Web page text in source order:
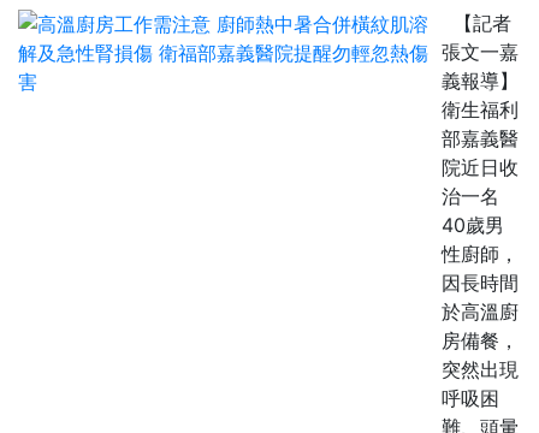
【記者
張文一嘉
義報導】
衛生福利
部嘉義醫
院近日收
治一名
40歲男
性廚師，
因長時間
於高溫廚
房備餐，
突然出現
呼吸困
難、頭暈